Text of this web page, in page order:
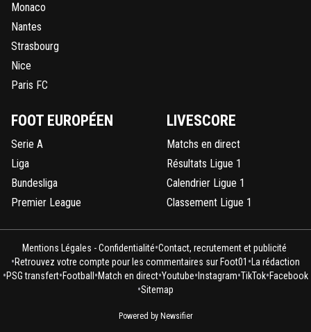
Monaco
Nantes
Strasbourg
Nice
Paris FC
FOOT EUROPÉEN
Serie A
Liga
Bundesliga
Premier League
LIVESCORE
Matchs en direct
Résultats Ligue 1
Calendrier Ligue 1
Classement Ligue 1
Mentions Légales - Confidentialité•Contact, recrutement et publicité
•Retrouvez votre compte pour les commentaires sur Foot01 •La rédaction
•PSG transfert•Football •Match en direct•Youtube• Instagram•TikTok•Facebook
•Sitemap
Powered by Newsifier